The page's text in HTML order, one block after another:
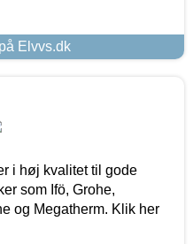
Elvvs.dk
i høj kvalitet til gode
som Ifö, Grohe,
og Megatherm. Klik her